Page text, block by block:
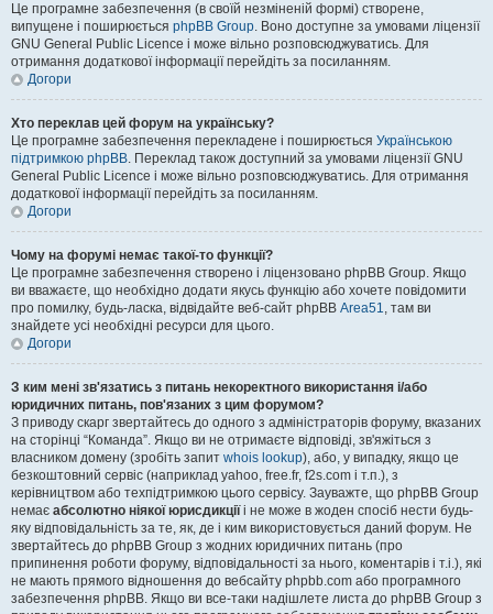
Це програмне забезпечення (в своїй незміненій формі) створене,
випущене і поширюється phpBB Group. Воно доступне за умовами ліцензії
GNU General Public Licence і може вільно розповсюджуватись. Для
отримання додаткової інформації перейдіть за посиланням.
Догори
Хто переклав цей форум на українську?
Це програмне забезпечення перекладене і поширюється Українською
підтримкою phpBB. Переклад також доступний за умовами ліцензії GNU
General Public Licence і може вільно розповсюджуватись. Для отримання
додаткової інформації перейдіть за посиланням.
Догори
Чому на форумі немає такої-то функції?
Це програмне забезпечення створено і ліцензовано phpBB Group. Якщо
ви вважаєте, що необхідно додати якусь функцію або хочете повідомити
про помилку, будь-ласка, відвідайте веб-сайт phpBB Area51, там ви
знайдете усі необхідні ресурси для цього.
Догори
З ким мені зв'язатись з питань некоректного використання і/або
юридичних питань, пов'язаних з цим форумом?
З приводу скарг звертайтесь до одного з адміністраторів форуму, вказаних
на сторінці “Команда”. Якщо ви не отримаєте відповіді, зв'яжіться з
власником домену (зробіть запит whois lookup), або, у випадку, якщо це
безкоштовний сервіс (наприклад yahoo, free.fr, f2s.com і т.п.), з
керівництвом або техпідтримкою цього сервісу. Зауважте, що phpBB Group
немає абсолютно ніякої юрисдикціїі не може в жоден спосіб нести будь-
яку відповідальність за те, як, де і ким використовується даний форум. Не
звертайтесь до phpBB Group з жодних юридичних питань (про
припинення роботи форуму, відповідальності за нього, коментарів і т.і.), які
не мають прямого відношення до вебсайту phpbb.com або програмного
забезпечення phpBB. Якщо ви все-таки надішлете листа до phpBB Group з